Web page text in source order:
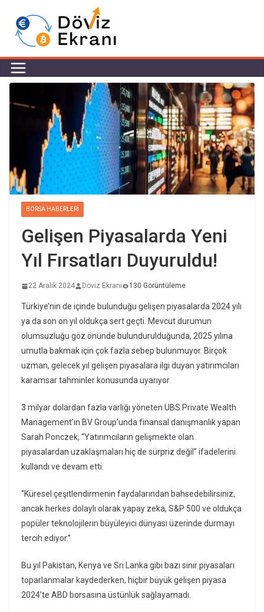
BORSA HABERLERI
Gelişen Piyasalarda Yeni
Yıl Fırsatları Duyuruldu!
22 Aralık 2024 Döviz Ekranı 130 Görüntüleme
Türkiye’nin de içinde bulunduğu gelişen piyasalarda 2024 yılı
ya da son on yıl oldukça sert geçti. Mevcut durumun
olumsuzluğu göz önünde bulundurulduğunda, 2025 yılına
umutla bakmak için çok fazla sebep bulunmuyor. Birçok
uzman, gelecek yıl gelişen piyasalara ilgi duyan yatırımcıları
karamsar tahminler konusunda uyarıyor.
3 milyar dolardan fazla varlığı yöneten UBS Private Wealth
Management’ın BV Group’unda finansal danışmanlık yapan
Sarah Ponczek, “Yatırımcıların gelişmekte olan
piyasalardan uzaklaşmaları hiç de sürpriz değil” ifadelerini
kullandı ve devam etti:
“Küresel çeşitlendirmenin faydalarından bahsedebilirsiniz,
ancak herkes dolaylı olarak yapay zeka, S&P 500 ve oldukça
popüler teknolojilerin büyüleyici dünyası üzerinde durmayı
tercih ediyor.”
Bu yıl Pakistan, Kenya ve Sri Lanka gibi bazı sınır piyasaları
toparlanmalar kaydederken, hiçbir büyük gelişen piyasa
2024’te ABD borsasına üstünlük sağlayamadı.